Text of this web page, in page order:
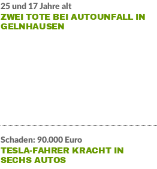
25 und 17 Jahre alt
ZWEI TOTE BEI AUTOUNFALL IN
GELNHAUSEN
Schaden: 90.000 Euro
TESLA-FAHRER KRACHT IN
SECHS AUTOS